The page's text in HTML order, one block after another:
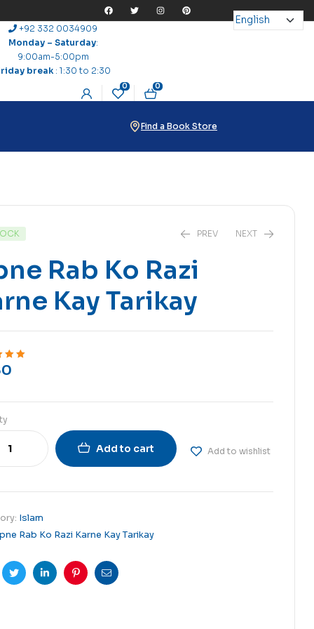
+92 332 0034909
Monday – Saturday:
9:00am-5:00pm
break: 1:30 to 2:30
0 0
Find a Book Store
PREV
₨24
NEXT
₨5
Rab Ko Razi
Kay Tarikay
of 5
Add to cart Add to wishlist
Islam
Rab Ko Razi Karne Kay Tarikay
TwitterLinkedinPinterest
Email